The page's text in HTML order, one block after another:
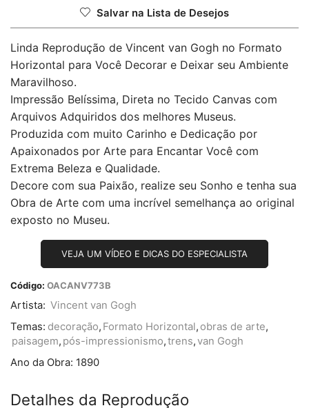
Salvar na Lista de Desejos
Linda Reprodução de Vincent van Gogh no Formato
Horizontal para Você Decorar e Deixar seu Ambiente
Maravilhoso.
Impressão Belíssima, Direta no Tecido Canvas com
Arquivos Adquiridos dos melhores Museus.
Produzida com muito Carinho e Dedicação por
Apaixonados por Arte para Encantar Você com
Extrema Beleza e Qualidade.
Decore com sua Paixão, realize seu Sonho e tenha sua
Obra de Arte com uma incrível semelhança ao original
exposto no Museu.
VEJA UM VÍDEO E DICAS DO ESPECIALISTA
Código: OACANV773B
Artista: Vincent van Gogh
Temas: decoração, Formato Horizontal, obras de arte,
paisagem, pós-impressionismo,trens,van Gogh
Ano da Obra: 1890
Detalhes da Reprodução